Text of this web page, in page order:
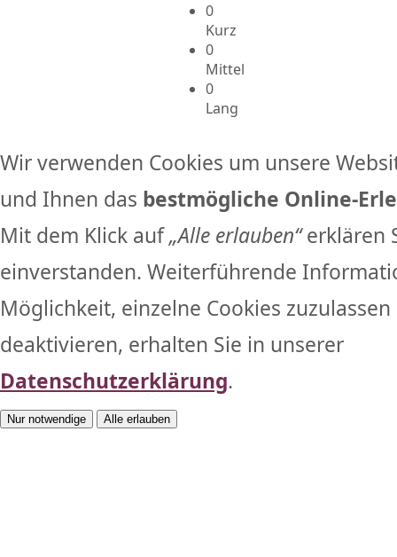
0
Kurz
0
Mittel
0
Lang
Wir verwenden Cookies um unsere
und Ihnen das bestmögliche Online-
Mit dem Klick auf„Alle erlauben“erklären
einverstanden. Weiterführende
Möglichkeit, einzelne Cookies
deaktivieren, erhalten Sie in unserer
Datenschutzerklärung.
Nur notwendige Alle erlauben